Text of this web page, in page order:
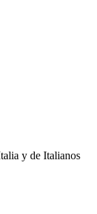
y de Italianos